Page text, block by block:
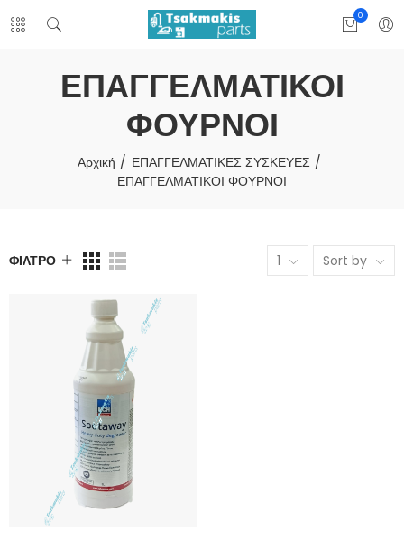
0
ΕΠΑΓΓΕΛΜΑΤΙΚΟΙ
ΦΟΥΡΝΟΙ
Αρχική
ΕΠΑΓΓΕΛΜΑΤΙΚΕΣ ΣΥΣΚΕΥΕΣ
ΕΠΑΓΓΕΛΜΑΤΙΚΟΙ ΦΟΥΡΝΟΙ
ΦΊΛΤΡΟ 1 Sort by